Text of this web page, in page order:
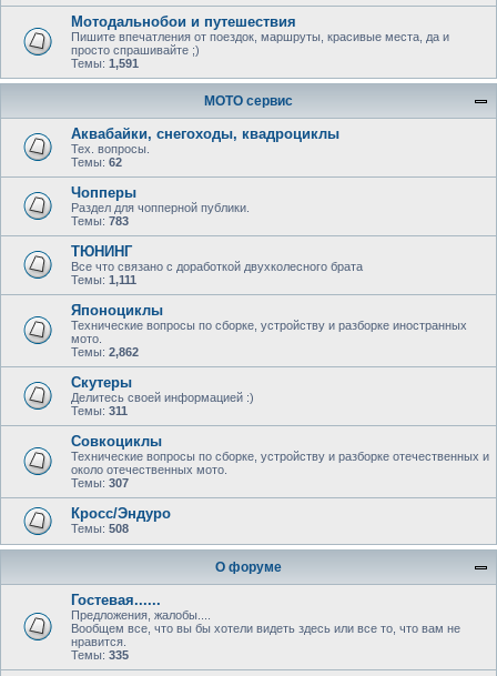
Мотодальнобои и путешествия
Пишите впечатления от поездок, маршруты, красивые места, да и
просто спрашивайте ;)
Темы: 1,591
МОТО сервис
Аквабайки, снегоходы, квадроциклы
Тех. вопросы.
Темы: 62
Чопперы
Раздел для чопперной публики.
Темы: 783
ТЮНИНГ
Все что связано с доработкой двухколесного брата
Темы: 1,111
Японоциклы
Технические вопросы по сборке, устройству и разборке иностранных
мото.
Темы: 2,862
Скутеры
Делитесь своей информацией :)
Темы: 311
Совкоциклы
Технические вопросы по сборке, устройству и разборке отечественных и
около отечественных мото.
Темы: 307
Кросс/Эндуро
Темы: 508
О форуме
Гостевая......
Предложения, жалобы....
Вообщем все, что вы бы хотели видеть здесь или все то, что вам не
нравится.
Темы: 335